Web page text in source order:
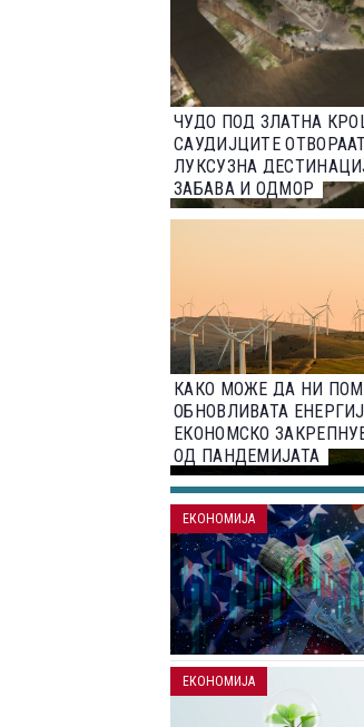
ЧУДО ПОД ЗЛАТНА
САУДИЈЦИТЕ
ЛУКСУЗНА
ЗАБАВА И ОДМОР
КАКО МОЖЕ ДА НИ
ОБНОВЛИВАТА
ЕКОНОМСКО
ОД ПАНДЕМИЈАТА
ЕКОНОМИЈА
ЕКОНОМИЈА